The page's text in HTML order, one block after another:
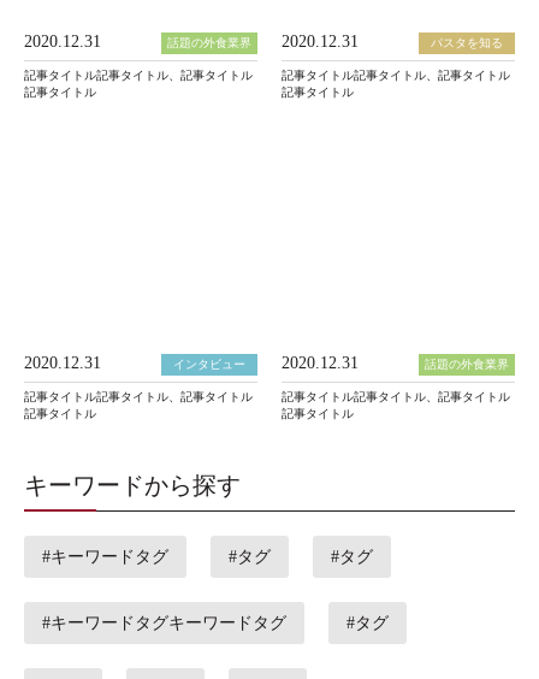
2020.12.31 話題の外食業界
記事タイトル記事タイトル、記事タイトル
記事タイトル
2020.12.31 パスタを知る
記事タイトル記事タイトル、記事タイトル
記事タイトル
2020.12.31 インタビュー
記事タイトル記事タイトル、記事タイトル
記事タイトル
2020.12.31 話題の外食業界
記事タイトル記事タイトル、記事タイトル
記事タイトル
キーワードから探す
#キーワードタグ #タグ #タグ
#キーワードタグキーワードタグ #タグ